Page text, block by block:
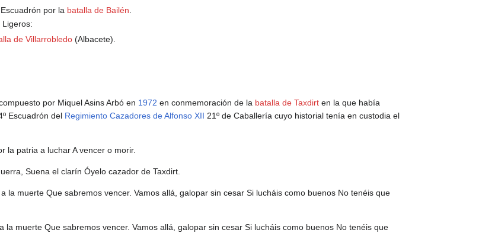
por la batalla de Bailén
Ligeros:
de Villarrobledo(Albacete).
por Miquel Asins Arbó en 1972 en conmemoración de la batalla de Taxdirt en la que había
Escuadrón del Regimiento Cazadores de Alfonso XII 21º de Caballería cuyo historial tenía en custodia el
la patria a luchar A vencer o morir.
Suena el clarín Óyelo cazador de Taxdirt.
la muerte Que sabremos vencer. Vamos allá, galopar sin cesar Si lucháis como buenos No tenéis que
la muerte Que sabremos vencer. Vamos allá, galopar sin cesar Si lucháis como buenos No tenéis que